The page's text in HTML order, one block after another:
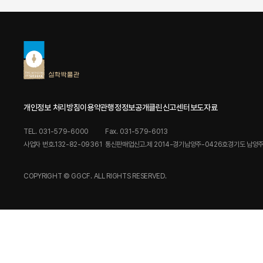
개인정보 처리방침이용약관행정정보공개클린신고센터 보도자료
TEL. 031-579-6000
Fax. 031-579-6013
사업자 번호.132-82-09361 통신판매업신고.제 2014-경기남양주-0426호경기도 남양
COPYRIGHT © GGCF. ALL RIGHTS RESERVED.